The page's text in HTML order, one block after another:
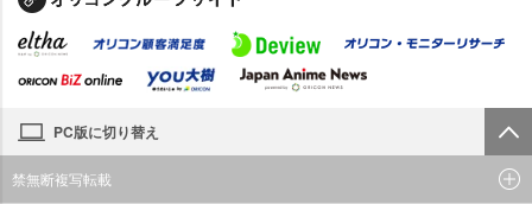
PC版に切り替え
禁無断複写転載